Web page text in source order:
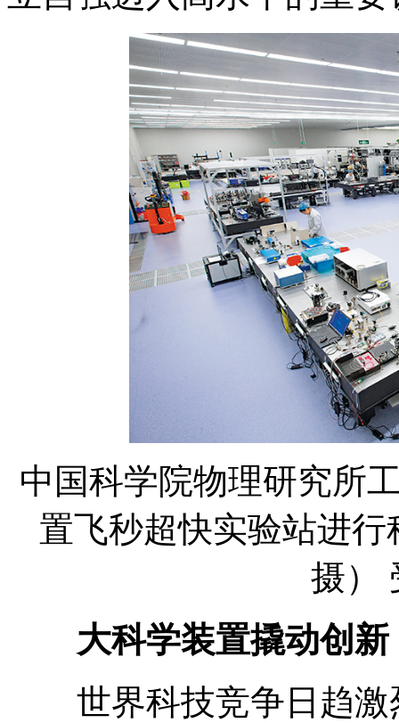
中国科学院物理研究所
置飞秒超快实验站进行
摄）
大科学装置撬动创新
世界科技竞争日趋